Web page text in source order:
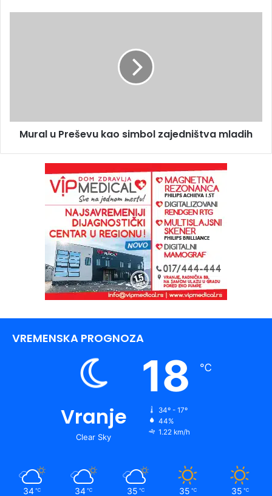
Mural u Preševu kao simbol zajedništva mladih
VREMENSKA PROGNOZA
Vranje
Clear Sky
18 ℃
34º - 17º
44%
1.22 km/h
34 ℃ 34 ℃ 35 ℃ 35 ℃ 35 ℃